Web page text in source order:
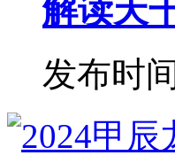
解读天
发布时